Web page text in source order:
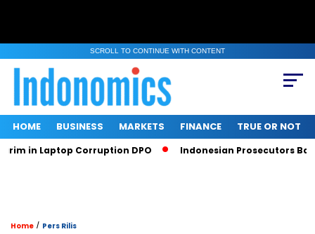
SCROLL TO CONTINUE WITH CONTENT
HOME BUSINESS MARKETS FINANCE TRUE OR NOT
in Laptop Corruption DPO Indonesian Prosecutors Ban
Home / Pers Rilis